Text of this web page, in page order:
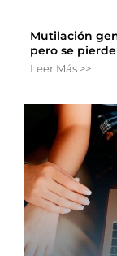
Mutilación
pero se
Leer Más >>